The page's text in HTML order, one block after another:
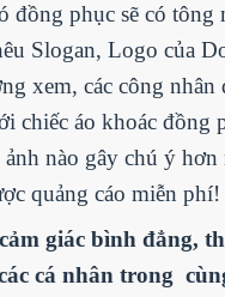
đồng phục sẽ có tông
Slogan, Logo của
xem, các công
chiếc áo khoác đồng
nào gây chú ý hơn
quảng cáo miễn phí!
giác bình đẳng,
cá nhân trong